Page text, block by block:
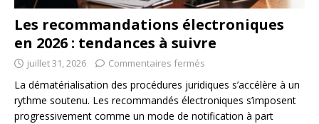
Les recommandations électroniques
en 2026 : tendances à suivre
juillet 31, 2026 Commentaires fermés
La dématérialisation des procédures juridiques s’accélère à un
rythme soutenu. Les recommandés électroniques s’imposent
progressivement comme un mode de notification à part